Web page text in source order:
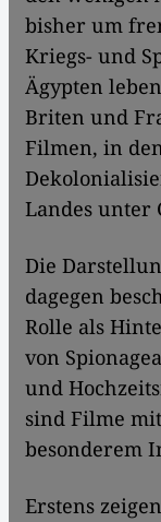
bisher um
Kriegs- und
Ägypten
Briten und
Filmen, in
Landes unter
Die
dagegen
Rolle als
von
und
sind Filme
besonderem
Erstens